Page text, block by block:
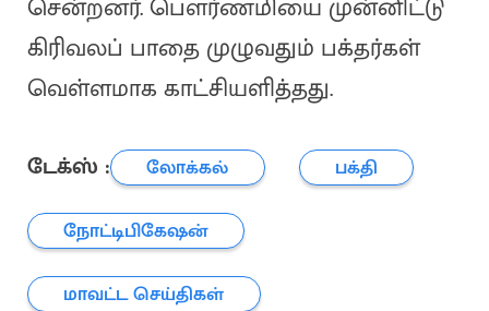
சென்றனர். பௌர்ணமியை முன்னிட்டு
கிரிவலப் பாதை முழுவதும் பக்தர்கள்
வெள்ளமாக காட்சியளித்தது.
டேக்ஸ் : லோக்கல்
பக்தி
நோட்டிபிகேஷன்
மாவட்ட செய்திகள்